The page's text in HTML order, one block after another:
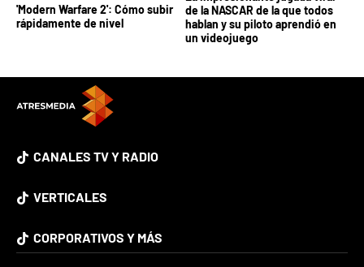
'Modern Warfare 2': Cómo subir
rápidamente de nivel
de la NASCAR de la que todos
hablan y su piloto aprendió en
un videojuego
CANALES TV Y RADIO
VERTICALES
CORPORATIVOS Y MÁS